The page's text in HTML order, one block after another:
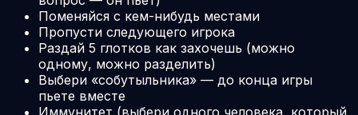
Поменяйся с кем-нибудь местами
Пропусти следующего игрока
Раздай 5 глотков как захочешь (можно
одному, можно разделить)
Выбери «собутыльника» — до конца игры
пьете вместе
Иммунитет (выбери одного человека, который